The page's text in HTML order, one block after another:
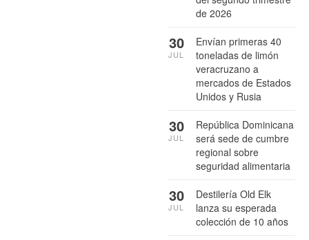
de 2026
Envían primeras 40
toneladas de limón
veracruzano a
mercados de Estados
Unidos y Rusia
30
JUL
República Dominicana
será sede de cumbre
regional sobre
seguridad alimentaria
30
JUL
Destilería Old Elk
lanza su esperada
colección de 10 años
30
JUL